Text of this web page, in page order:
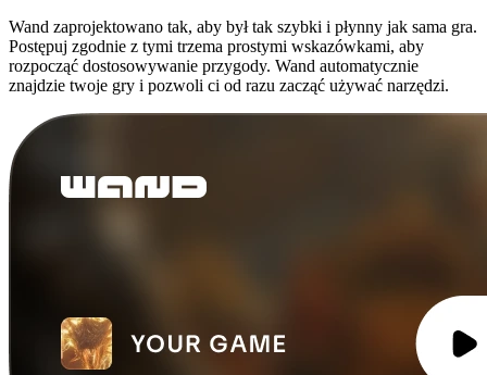
Wand zaprojektowano tak, aby był tak szybki i płynny jak sama gra.
Postępuj zgodnie z tymi trzema prostymi wskazówkami, aby
rozpocząć dostosowywanie przygody. Wand automatycznie
znajdzie twoje gry i pozwoli ci od razu zacząć używać narzędzi.